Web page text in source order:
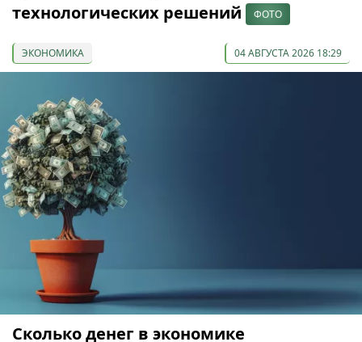
технологических решений
ФОТО
ЭКОНОМИКА 04 АВГУСТА 2026 18:29
Сколько денег в экономике